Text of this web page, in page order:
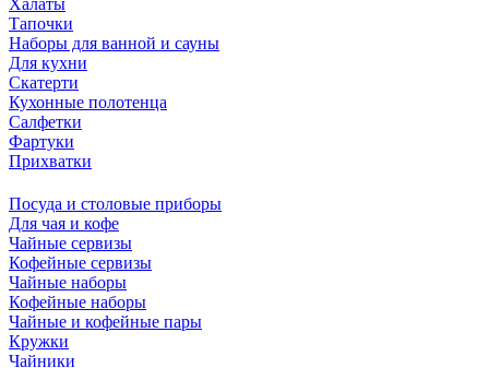
Халаты
Тапочки
Наборы для ванной и сауны
Для кухни
Скатерти
Кухонные полотенца
Салфетки
Фартуки
Прихватки
Посуда и столовые приборы
Для чая и кофе
Чайные сервизы
Кофейные сервизы
Чайные наборы
Кофейные наборы
Чайные и кофейные пары
Кружки
Чайники